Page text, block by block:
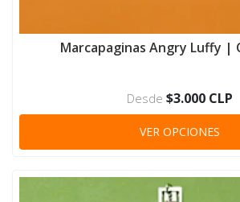
Marcapaginas Angry Luffy |
Desde $3.000 CLP
VER OPCIONES